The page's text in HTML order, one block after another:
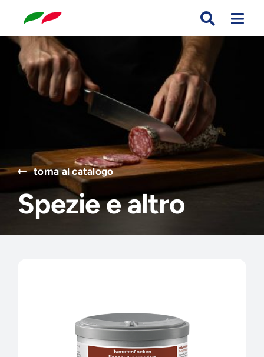
content
torna al catalogo
Spezie e altro
Search